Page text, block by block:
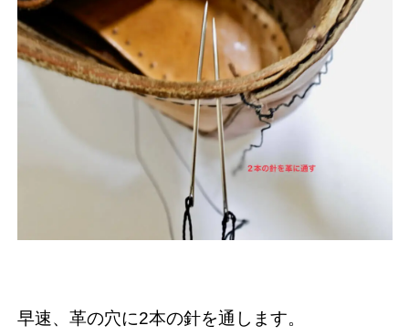
早速、革の穴に2本の針を通します。